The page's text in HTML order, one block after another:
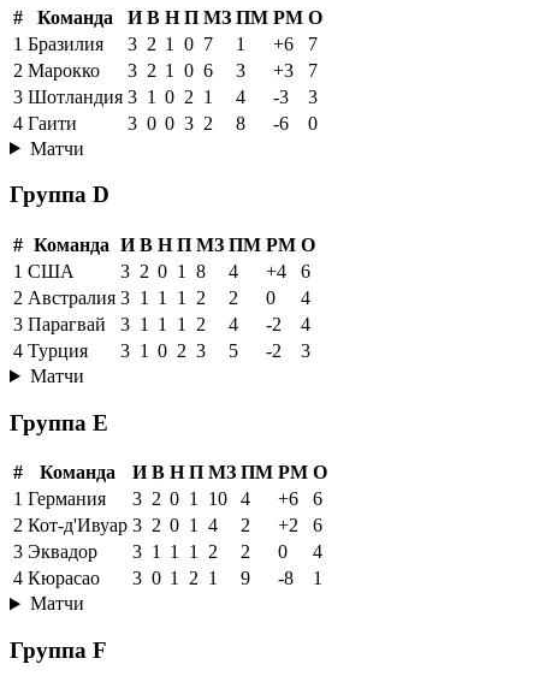
# Команда И В Н П МЗ ПМ РМ О
1 Бразилия 3 2 1 0 7 1 +6
7
2 Марокко 3 2 1 0 6 3 +3
7
3 Шотландия 3 1 0 2 1 4 -3
3
4 Гаити 3 0 0 3 2 8 -6
0
Матчи
Группа D
# Команда И В Н П МЗ ПМ РМ О
1 США 3 2 0 1 8 4 +4
6
2 Австралия 3 1 1 1 2 2 0
4
3 Парагвай 3 1 1 1 2 4 -2
4
4 Турция 3 1 0 2 3 5 -2
3
Матчи
Группа E
# Команда И В Н П МЗ ПМ РМ О
1 Германия 3 2 0 1 10 4 +6
6
2 Кот-д'Ивуар 3 2 0 1 4 2 +2
6
3 Эквадор 3 1 1 1 2 2 0
4
4 Кюрасао 3 0 1 2 1 9 -8
1
Матчи
Группа F